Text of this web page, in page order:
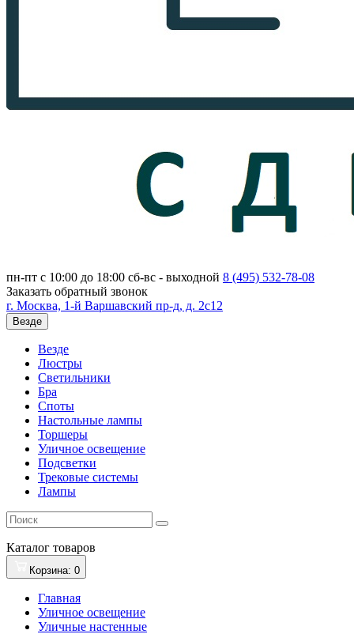
пн-пт с 10:00 до 18:00 сб-вс - выходной 8 (495) 532-78-08
Заказать обратный звонок
г. Москва, 1-й Варшавский пр-д, д. 2с12
Везде
Везде
Люстры
Светильники
Бра
Споты
Настольные лампы
Торшеры
Уличное освещение
Подсветки
Трековые системы
Лампы
Каталог товаров
Корзина: 0
Главная
Уличное освещение
Уличные настенные